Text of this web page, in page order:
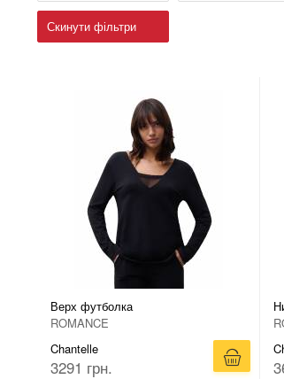
Скинути фільтри
Верх футболка
ROMANCE
Chantelle
3291 грн.